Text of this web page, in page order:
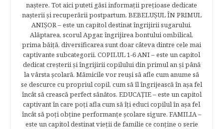
naştere. Tot aici puteti găsi informaţii preţioase dedicate
naşterii şi recuperării postpartum. BEBELUŞUL ÎN PRIMUL
ANIŞOR – este un capitol destinat îngrijirii sugarului.
Alăptarea, scorul Apgar, îngrijirea bontului ombilical,
prima băiţă, diversificarea sunt doar câteva dintre cele mai
captivante subcategorii. COPILUL 1-6 ANI – este un capitol
dedicat creşterii şi îngrijirii copilului din primul an şi până
la vârsta şcolară. Mămicile vor reuşi să afle cum anume să
se descurce cu propriul copil, cum să îl îngrijească în aşa fel
încât să crească perfect sănătos. EDUCAŢIE – este un capitol
captivant în care poţi afla cum să îţi educi copilul în aşa fel
încât să poţi obţine performanţe şcolare sigure. FAMILIA –
este un capitol destinat vieţii de familie ce conţine o serie